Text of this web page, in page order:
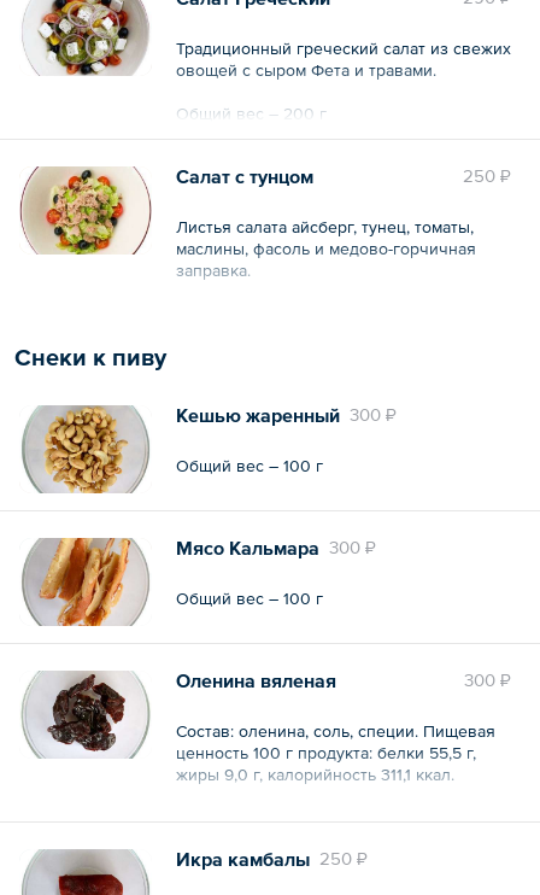
Традиционный греческий салат из свежих
овощей с сыром Фета и травами.
Общий вес – 200 г
250 ₽
Салат с тунцом
Листья салата айсберг, тунец, томаты,
маслины, фасоль и медово-горчичная
заправка.
Снеки к пиву
300 ₽
Кешью жаренный
Общий вес – 100 г
300 ₽
Мясо Кальмара
Общий вес – 100 г
300 ₽
Оленина вяленая
Состав: оленина, соль, специи. Пищевая
ценность 100 г продукта: белки 55,5 г,
жиры 9,0 г, калорийность 311,1 ккал.
Общий вес – 50 г
250 ₽
Икра камбалы